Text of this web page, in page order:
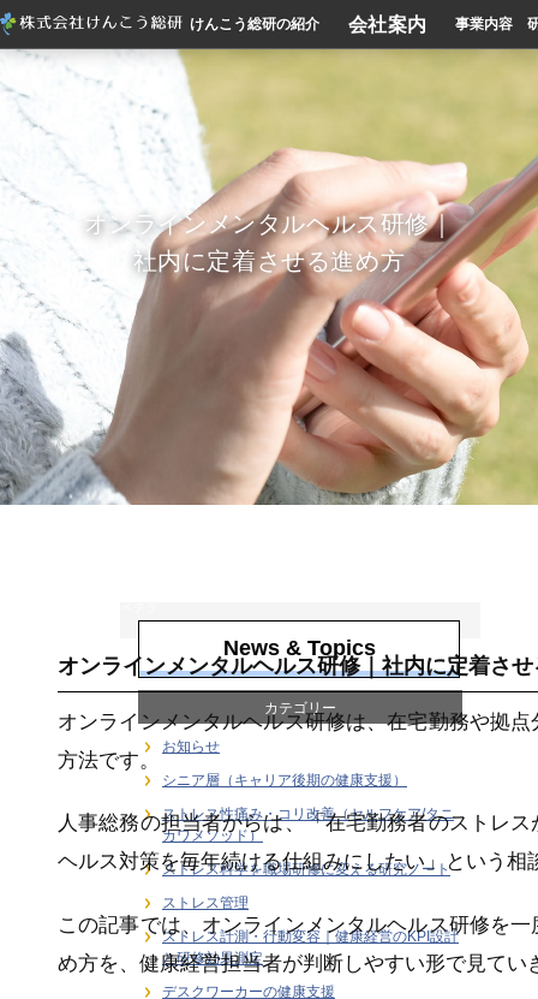
けんこう総研の紹介 会社案内 事業内容
オンラインメンタルヘルス研修｜
社内に定着させる進め方
オンラインメンタルヘルス研修｜社内に定着さ
オンラインメンタルヘルス研修は、在宅勤務や拠
方法です。
人事総務の担当者からは、「在宅勤務者のストレ
ヘルス対策を毎年続ける仕組みにしたい」という相
この記事では、オンラインメンタルヘルス研修を
め方を、健康経営担当者が判断しやすい形で見てい
News & Topics
カテゴリー
お知らせ
シニア層（キャリア後期の健康支援）
ストレス性痛み・コリ改善（セルフケア/タニ
カワメソッド）
ストレス科学を職場研修に変える研究ノート
ストレス管理
ストレス計測・行動変容｜健康経営のKPI設計
と研修効果測定
デスクワーカーの健康支援